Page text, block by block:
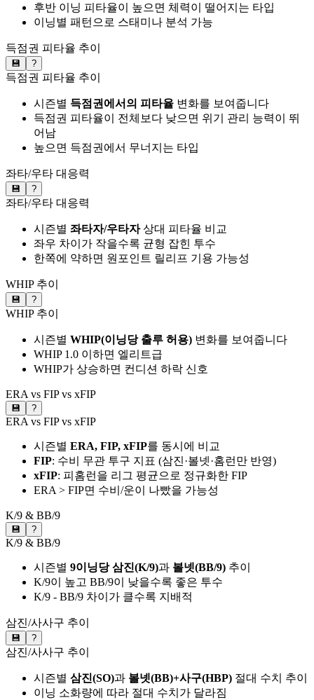
후반 이닝 피타율이 높으면 체력이 떨어지는 타입
이닝별 패턴으로 스태미나 분석 가능
득점권 피타율 추이
💾 ?
득점권 피타율 추이
시즌별 득점권에서의 피타율 변화를 보여줍니다
득점권 피타율이 전체보다 낮으면 위기 관리 능력이 뛰
어남
높으면 득점권에서 무너지는 타입
좌타/우타 대응력
💾 ?
좌타/우타 대응력
시즌별 좌타자/우타자상대 피타율 비교
좌우 차이가 작을수록 균형 잡힌 투수
한쪽에 약하면 원포인트 릴리프 기용 가능성
WHIP 추이
💾 ?
WHIP 추이
시즌별 WHIP(이닝당 출루 허용) 변화를 보여줍니다
WHIP 1.0 이하면 엘리트급
WHIP가 상승하면 컨디션 하락 신호
ERA vs FIP vs xFIP
💾 ?
ERA vs FIP vs xFIP
시즌별 ERA, FIP, xFIP를 동시에 비교
FIP: 수비 무관 투구 지표 (삼진·볼넷·홈런만 반영)
xFIP: 피홈런을 리그 평균으로 정규화한 FIP
ERA > FIP면 수비/운이 나빴을 가능성
K/9 & BB/9
💾 ?
K/9 & BB/9
시즌별 9이닝당 삼진(K/9)과 볼넷(BB/9) 추이
K/9이 높고 BB/9이 낮을수록 좋은 투수
K/9 - BB/9 차이가 클수록 지배적
삼진/사사구 추이
💾 ?
삼진/사사구 추이
시즌별 삼진(SO)과 볼넷(BB)+사구(HBP) 절대 수치 추이
이닝 소화량에 따라 절대 수치가 달라짐